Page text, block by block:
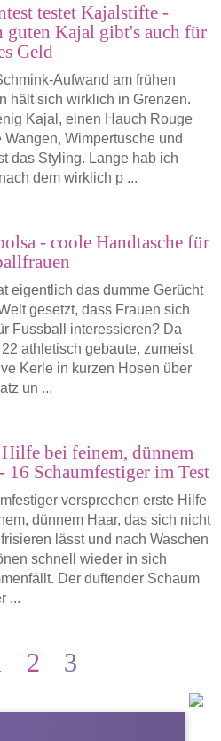
testet Kajalstifte -
guten Kajal gibt's auch für
Geld
Aufwand am frühen
hält sich wirklich in Grenzen.
Kajal, einen Hauch Rouge
Wangen, Wimpertusche und
das Styling. Lange hab ich
dem wirklich p ...
- coole Handtasche für
eigentlich das dumme Gerücht
gesetzt, dass Frauen sich
Fussball interessieren? Da
22 athletisch gebaute, zumeist
Kerle in kurzen Hosen über
un ...
bei feinem, dünnem
16 Schaumfestiger im Test
versprechen erste Hilfe
dünnem Haar, das sich nicht
lässt und nach Waschen
schnell wieder in sich
Der duftender Schaum
...
2 3